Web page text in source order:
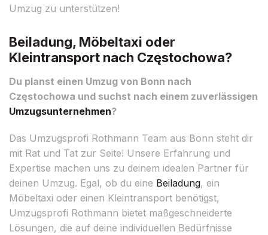
Umzug zu unterstützen!
Beiladung, Möbeltaxi oder
Kleintransport nach Częstochowa?
Du planst einen Umzug von Bonn nach
Częstochowa und suchst nach einem zuverlässigen
Umzugsunternehmen?
Das Umzugsprofi Rothmann Team aus Bonn steht dir
mit Rat und Tat zur Seite! Unsere Erfahrung und
Expertise machen uns zu deinem idealen Partner für
deinen Umzug. Egal, ob du eine Beiladung, ein
Möbeltaxi oder einen Kleintransport benötigst,
Umzugsprofi Rothmann bietet maßgeschneiderte
Lösungen, die auf deine individuellen Bedürfnisse